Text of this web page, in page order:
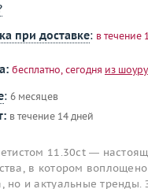
при доставке: в течение
бесплатно, сегодня из
: 6 месяцев
в течение 14 дней
11.30ct —
в котором
но и актуальные тренды.